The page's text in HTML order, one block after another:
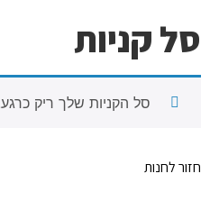
סל קניות
סל הקניות שלך ריק
חזור לחנות